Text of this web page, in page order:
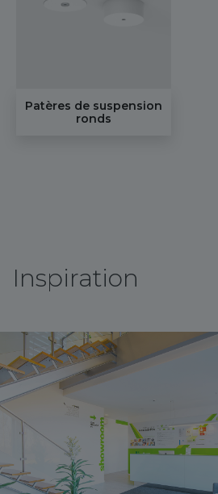
Patères de suspension
ronds
Inspiration